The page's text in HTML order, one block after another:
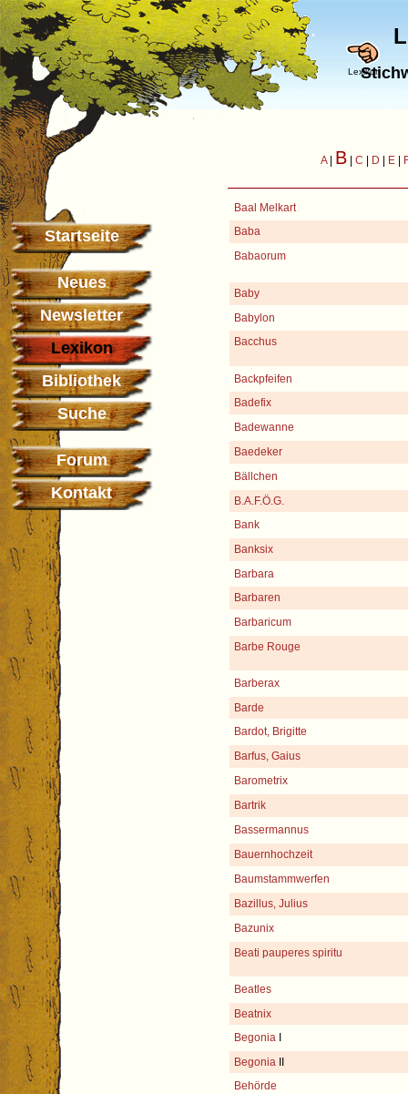
Lexikon
Startseite
Neues
Newsletter
Lexikon
Bibliothek
Suche
Forum
Kontakt
A| B C D E
Baal Melkart
Baba
Babaorum
Baby
Babylon
Bacchus
Backpfeifen
Badefix
Badewanne
Baedeker
Bällchen
B.A.F.Ö.G.
Bank
Banksix
Barbara
Barbaren
Barbaricum
Barbe Rouge
Barberax
Barde
Bardot, Brigitte
Barfus, Gaius
Barometrix
Bartrik
Bassermannus
Bauernhochzeit
Baumstammwerfen
Bazillus, Julius
Bazunix
Beati pauperes spiritu
Beatles
Beatnix
Begonia
Begonia
Behörde